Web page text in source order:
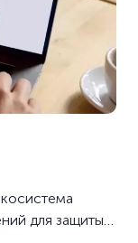
для защиты